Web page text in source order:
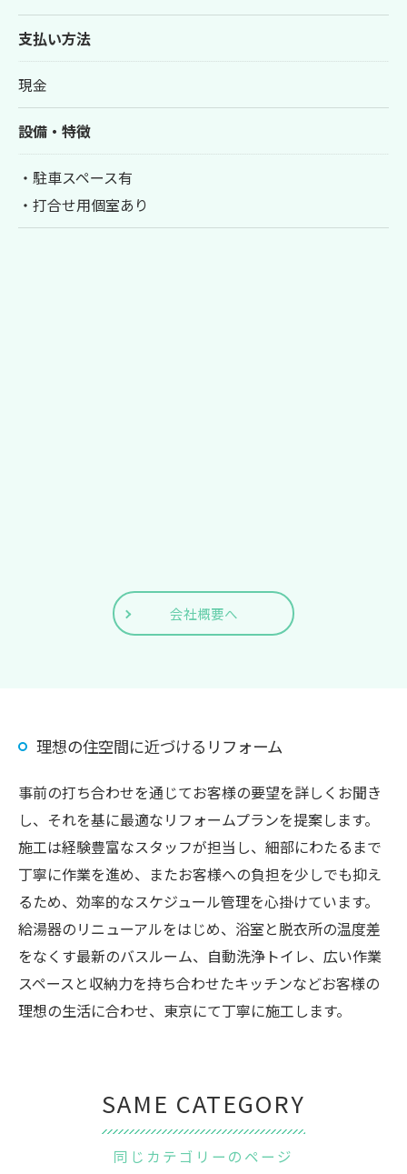
支払い方法
現金
設備・特徴
・駐車スペース有
・打合せ用個室あり
会社概要へ
理想の住空間に近づけるリフォーム
事前の打ち合わせを通じてお客様の要望を詳しくお聞き
し、それを基に最適なリフォームプランを提案します。
施工は経験豊富なスタッフが担当し、細部にわたるまで
丁寧に作業を進め、またお客様への負担を少しでも抑え
るため、効率的なスケジュール管理を心掛けています。
給湯器のリニューアルをはじめ、浴室と脱衣所の温度差
をなくす最新のバスルーム、自動洗浄トイレ、広い作業
スペースと収納力を持ち合わせたキッチンなどお客様の
理想の生活に合わせ、東京にて丁寧に施工します。
同じカテゴリーのページ
SAME CATEGORY